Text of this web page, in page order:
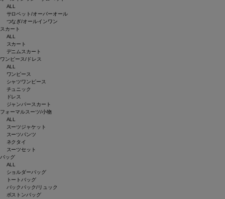
ALL
サロペット/オーバーオール
つなぎ/オールインワン
スカート
ALL
スカート
デニムスカート
ワンピース/ドレス
ALL
ワンピース
シャツワンピース
チュニック
ドレス
ジャンパースカート
フォーマルスーツ/小物
ALL
スーツジャケット
スーツパンツ
ネクタイ
スーツセット
バッグ
ALL
ショルダーバッグ
トートバッグ
バックパック/リュック
ボストンバッグ